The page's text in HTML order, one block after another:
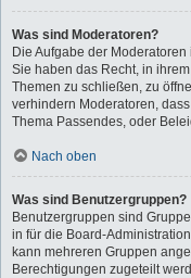
Was sind Moderatoren?
Die Aufgabe der
Sie haben das Recht, in
Themen zu schließen, zu
verhindern Moderatoren,
Thema Passendes, oder
Nach oben
Was sind Benutzergruppen?
Benutzergruppen sind
in für die Board-
kann mehreren Gruppen
Berechtigungen zugeteilt